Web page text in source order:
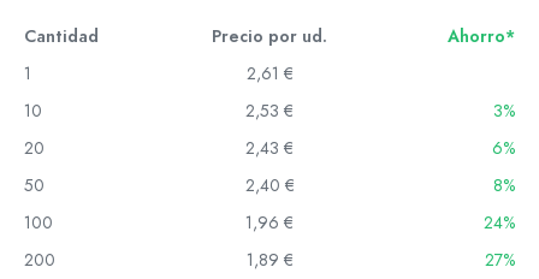
Cantidad Precio por ud.
Ahorro*
1
2,61 €
10
2,53 €
3%
20
2,43 €
6%
50
2,40 €
8%
100
1,96 €
24%
200
1,89 € 27%